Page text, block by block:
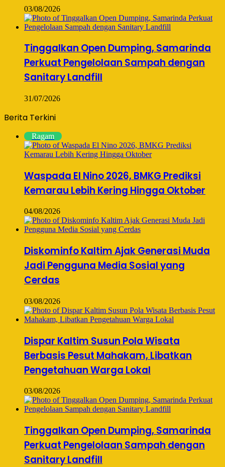
03/08/2026
Tinggalkan Open Dumping, Samarinda
Perkuat Pengelolaan Sampah dengan
Sanitary Landfill
31/07/2026
Berita Terkini
Ragam
Waspada El Nino 2026, BMKG Prediksi
Kemarau Lebih Kering Hingga Oktober
04/08/2026
Diskominfo Kaltim Ajak Generasi Muda
Jadi Pengguna Media Sosial yang
Cerdas
03/08/2026
Dispar Kaltim Susun Pola Wisata
Berbasis Pesut Mahakam, Libatkan
Pengetahuan Warga Lokal
03/08/2026
Tinggalkan Open Dumping, Samarinda
Perkuat Pengelolaan Sampah dengan
Sanitary Landfill